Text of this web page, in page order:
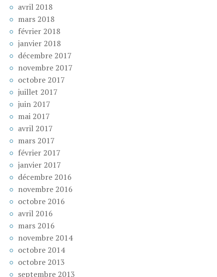
avril 2018
mars 2018
février 2018
janvier 2018
décembre 2017
novembre 2017
octobre 2017
juillet 2017
juin 2017
mai 2017
avril 2017
mars 2017
février 2017
janvier 2017
décembre 2016
novembre 2016
octobre 2016
avril 2016
mars 2016
novembre 2014
octobre 2014
octobre 2013
septembre 2013